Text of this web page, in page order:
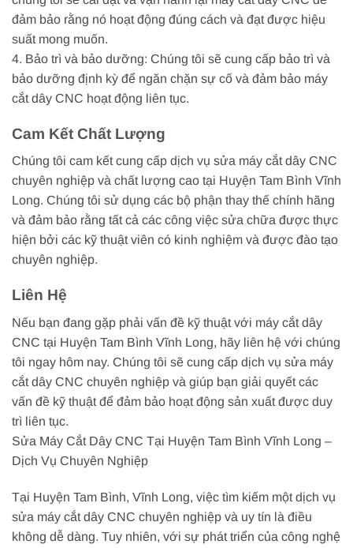
đảm bảo rằng nó hoạt động đúng cách và đạt được hiệu
suất mong muốn.
4. Bảo trì và bảo dưỡng: Chúng tôi sẽ cung cấp bảo trì và
bảo dưỡng định kỳ để ngăn chặn sự cố và đảm bảo máy
cắt dây CNC hoạt động liên tục.
Cam Kết Chất Lượng
Chúng tôi cam kết cung cấp dịch vụ sửa máy cắt dây CNC
chuyên nghiệp và chất lượng cao tại Huyện Tam Bình Vĩnh
Long. Chúng tôi sử dụng các bộ phận thay thế chính hãng
và đảm bảo rằng tất cả các công việc sửa chữa được thực
hiện bởi các kỹ thuật viên có kinh nghiệm và được đào tạo
chuyên nghiệp.
Liên Hệ
Nếu bạn đang gặp phải vấn đề kỹ thuật với máy cắt dây
CNC tại Huyện Tam Bình Vĩnh Long, hãy liên hệ với chúng
tôi ngay hôm nay. Chúng tôi sẽ cung cấp dịch vụ sửa máy
cắt dây CNC chuyên nghiệp và giúp bạn giải quyết các
vấn đề kỹ thuật để đảm bảo hoạt động sản xuất được duy
trì liên tục.
Sửa Máy Cắt Dây CNC Tại Huyện Tam Bình Vĩnh Long –
Dịch Vụ Chuyên Nghiệp
Tại Huyện Tam Bình, Vĩnh Long, việc tìm kiếm một dịch vụ
sửa máy cắt dây CNC chuyên nghiệp và uy tín là điều
không dễ dàng. Tuy nhiên, với sự phát triển của công nghệ